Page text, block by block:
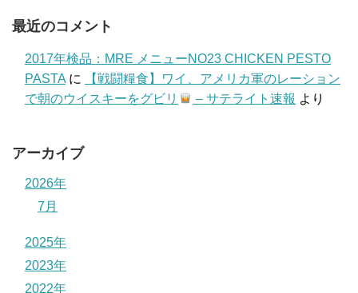
最近のコメント
2017年検品：MRE メニューNO23 CHICKEN PESTO
PASTA に
【戦闘糧食】ワイ、アメリカ軍のレーション
で朝のウイスキーをグビリ
– サテライト速報 より
アーカイブ
2026年
7月
2025年
2023年
2022年